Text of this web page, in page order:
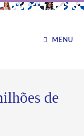
MENU
de